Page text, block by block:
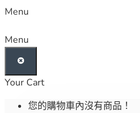
Menu
Menu
Your Cart
您的購物車內沒有商品！